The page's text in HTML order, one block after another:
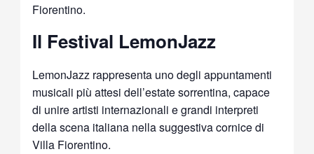
Fiorentino.
Il Festival LemonJazz
LemonJazz rappresenta uno degli appuntamenti
musicali più attesi dell’estate sorrentina, capace
di unire artisti internazionali e grandi interpreti
della scena italiana nella suggestiva cornice di
Villa Fiorentino.